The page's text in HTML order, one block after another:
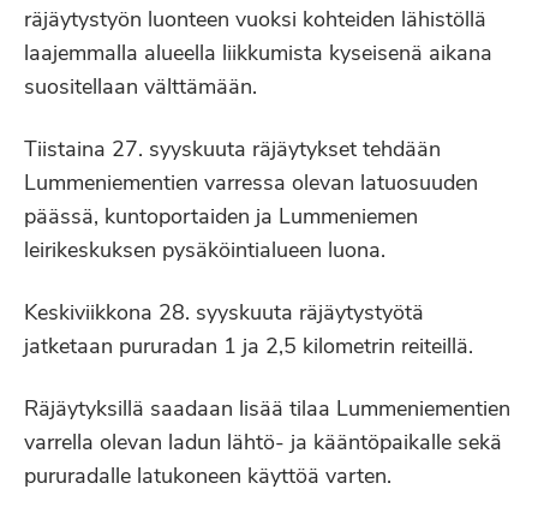
räjäytystyön luonteen vuoksi kohteiden lähistöllä
laajemmalla alueella liikkumista kyseisenä aikana
suositellaan välttämään.
Tiistaina 27. syyskuuta räjäytykset tehdään
Lummeniementien varressa olevan latuosuuden
päässä, kuntoportaiden ja Lummeniemen
leirikeskuksen pysäköintialueen luona.
Keskiviikkona 28. syyskuuta räjäytystyötä
jatketaan pururadan 1 ja 2,5 kilometrin reiteillä.
Räjäytyksillä saadaan lisää tilaa Lummeniementien
varrella olevan ladun lähtö- ja kääntöpaikalle sekä
pururadalle latukoneen käyttöä varten.